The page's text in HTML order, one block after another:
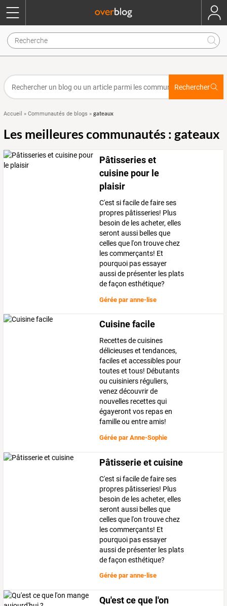
Rechercher
Accueil » Communautés de blogs » gateaux
Les meilleures communautés : gateaux
Pâtisseries et
cuisine pour le
plaisir
C'est si facile de faire ses
propres pâtisseries! Plus
besoin de les acheter, elles
seront aussi belles que
celles que l'on trouve chez
les commerçants! Et
pourquoi pas essayer
aussi de présenter les plats
de façon esthétique?
Gérée paranne-lise
Cuisine facile
Recettes de cuisines
délicieuses et tendances,
faciles et accessibles pour
toutes et tous! Débutants
ou cuisiniers réguliers,
venez découvrir de
nouvelles recettes qui
égayeront vos repas en
famille ou entre amis!
Gérée parAnne-Sophie
Pâtisserie et cuisine
C'est si facile de faire ses
propres pâtisseries! Plus
besoin de les acheter, elles
seront aussi belles que
celles que l'on trouve chez
les commerçants! Et
pourquoi pas essayer
aussi de présenter les plats
de façon esthétique?
Gérée paranne-lise
Qu'est ce que l'on